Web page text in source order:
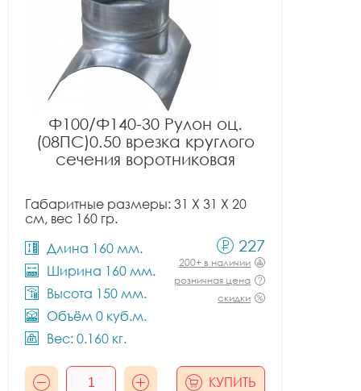
Ф100/Ф140-30 Рулон оц.
(08ПС)0.50 врезка круглого
сечения воротниковая
Габаритные размеры: 31 X 31 X 20
см, вес 160 гр.
Длина 160 мм.
Ширина 160 мм.
Высота 150 мм.
Объём 0 куб.м.
Вес: 0.160 кг.
227
200+ в наличии
розничная цена
скидки
КУПИТЬ